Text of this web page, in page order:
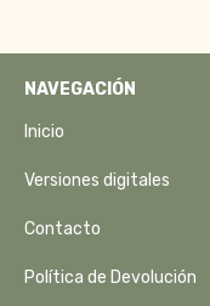
NAVEGACIÓN
Inicio
Versiones digitales
Contacto
Política de Devolución